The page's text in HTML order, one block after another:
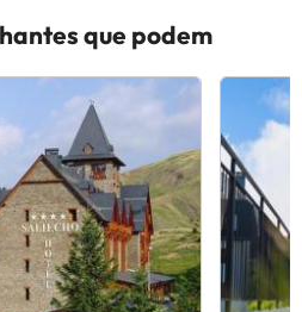
que podem